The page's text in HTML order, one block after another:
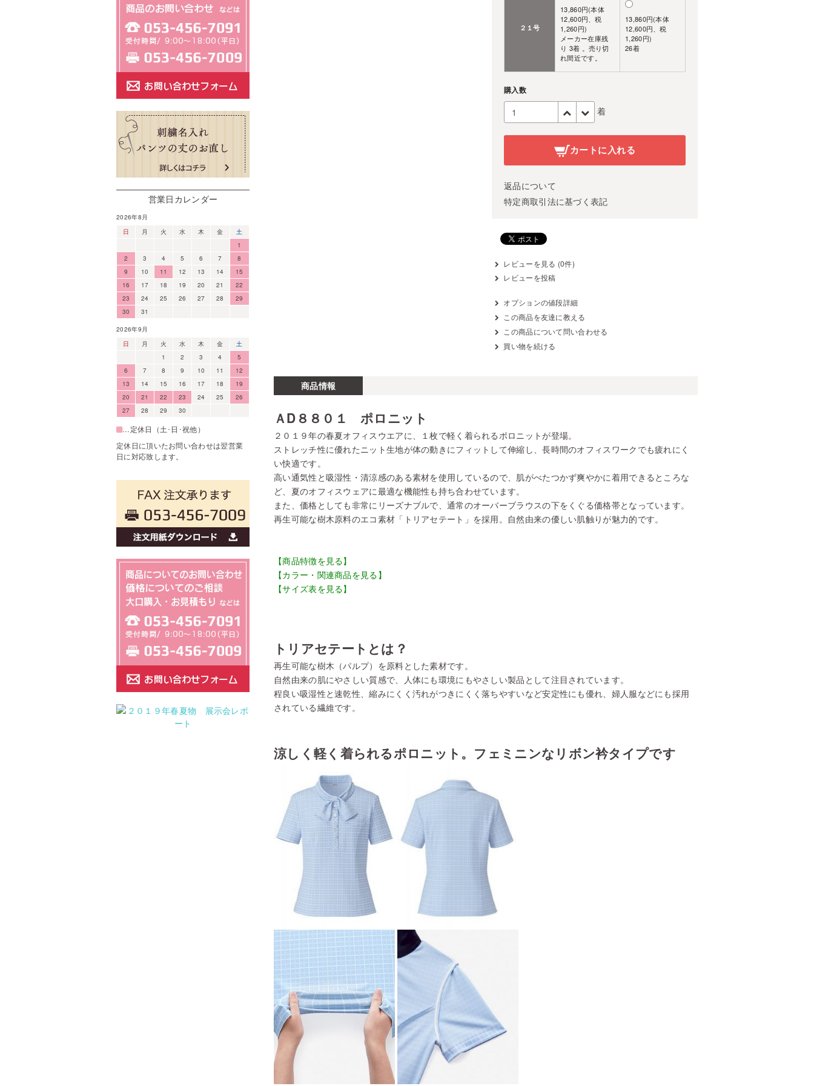
２１号
13,860円(本体
12,600円、税
1,260円)
メーカー在庫残
り 3着 。売り切
れ間近です。
13,860円(本体
12,600円、税
1,260円)
26着
購入数
着
カートに入れる
返品について
特定商取引法に基づく表記
レビューを見る (0件)
レビューを投稿
オプションの値段詳細
この商品を友達に教える
この商品について問い合わせる
買い物を続ける
商品情報
ＡD８８０１ ポロニット
２０１９年の春夏オフィスウエアに、１枚で軽く着られるポロニットが登場。
ストレッチ性に優れたニット生地が体の動きにフィットして伸縮し、長時間のオフィスワークでも疲れにく
い快適です。
高い通気性と吸湿性・清涼感のある素材を使用しているので、肌がべたつかず爽やかに着用できるところな
ど、夏のオフィスウェアに最適な機能性も持ち合わせています。
また、価格としても非常にリーズナブルで、通常のオーバーブラウスの下をくぐる価格帯となっています。
再生可能な樹木原料のエコ素材「トリアセテート」を採用。自然由来の優しい肌触りが魅力的です。
【商品特徴を見る】
【カラー・関連商品を見る】
【サイズ表を見る】
トリアセテートとは？
再生可能な樹木（パルプ）を原料とした素材です。
自然由来の肌にやさしい質感で、人体にも環境にもやさしい製品として注目されています。
程良い吸湿性と速乾性、縮みにくく汚れがつきにくく落ちやすいなど安定性にも優れ、婦人服などにも採用
されている繊維です。
涼しく軽く着られるポロニット。フェミニンなリボン衿タイプです
営業日カレンダー
2026年8月
日
月 火 水 木 金
土
1
2
3 4 5 6 7
8
9
10 11 12 13 14
15
16
17 18 19 20 21
22
23
24 25 26 27 28
29
30
31
2026年9月
日
月 火 水 木 金
土
1
2 3 4
5
6
7 8 9 10 11
12
13
14 15 16 17 18
19
20
21 22 23 24 25
26
27
28 29 30
…定休日（土･日･祝他）
定休日に頂いたお問い合わせは翌営業
日に対応致します。